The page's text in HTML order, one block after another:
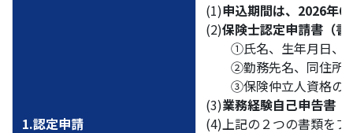
1.認定申請
(1)申込期間は、2026年6
(2)保険士認定申請書（書
①氏名、生年月日、
②勤務先名、同住所、
③保険仲立人資格の
(3)業務経験自己申告書（
(4)上記の２つの書類を